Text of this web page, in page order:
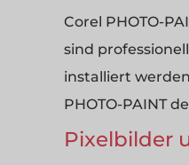
Corel PHOTO-
sind
installiert
PHOTO-PAINT
Pixelbilder